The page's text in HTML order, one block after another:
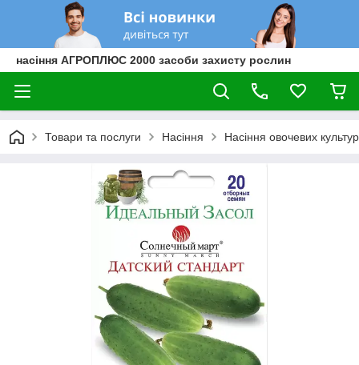
насіння АГРОПЛЮС 2000 засоби захисту рослин
Товари та послуги Насіння Насіння овочевих культур